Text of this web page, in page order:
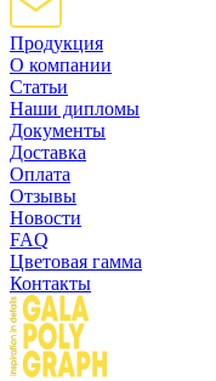
Продукция
О компании
Статьи
Наши дипломы
Документы
Доставка
Оплата
Отзывы
Новости
FAQ
Цветовая гамма
Контакты